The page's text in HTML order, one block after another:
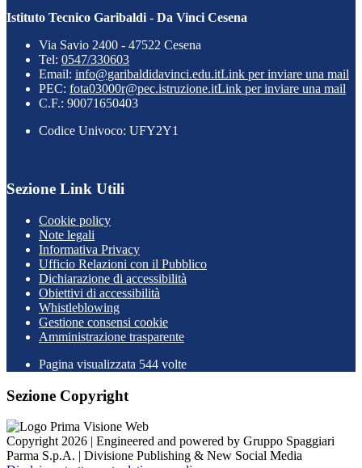
Istituto Tecnico Garibaldi - Da Vinci Cesena
Via Savio 2400 - 47522 Cesena
Tel: 0547/330603
Email: info@garibaldidavinci.edu.itLink per inviare una mail
PEC: fota03000r@pec.istruzione.itLink per inviare una mail
C.F.: 90071650403
Codice Univoco: UFY2Y1
Sezione Link Utili
Cookie policy
Note legali
Informativa Privacy
Ufficio Relazioni con il Pubblico
Dichiarazione di accessibilità
Obiettivi di accessibilità
Whistleblowing
Gestione consensi cookie
Amministrazione trasparente
Pagina visualizzata 544 volte
Sezione Copyright
Copyright 2026 | Engineered and powered by Gruppo Spaggiari
Parma S.p.A. | Divisione Publishing & New Social Media